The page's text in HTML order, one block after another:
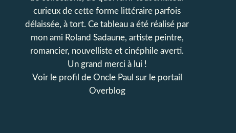
curieux de cette forme littéraire parfois
délaissée, à tort. Ce tableau a été réalisé par
mon ami Roland Sadaune, artiste peintre,
romancier, nouvelliste et cinéphile averti.
Un grand merci à lui !
Voir le profil de Oncle Paul sur le portail
Overblog